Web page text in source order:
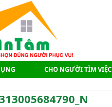
CHO NGƯỜI TÌM VIỆC